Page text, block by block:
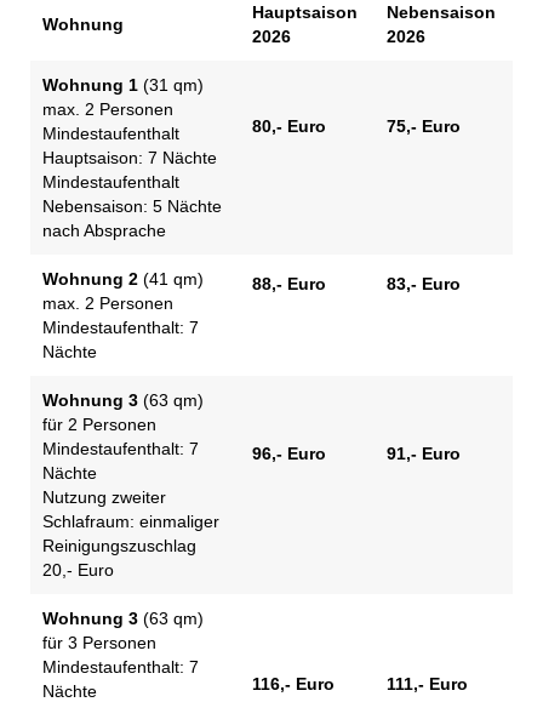
Wohnung
Hauptsaison
2026
Nebensaison
2026
Wohnung 1 (31 qm)
max. 2 Personen
Mindestaufenthalt
Hauptsaison: 7 Nächte
Mindestaufenthalt
Nebensaison: 5 Nächte
nach Absprache
80,- Euro 75,- Euro
Wohnung 2 (41 qm)
max. 2 Personen
Mindestaufenthalt: 7
Nächte
88,- Euro 83,- Euro
Wohnung 3 (63 qm)
für 2 Personen
Mindestaufenthalt: 7
Nächte
Nutzung zweiter
Schlafraum: einmaliger
Reinigungszuschlag
20,- Euro
96,- Euro 91,- Euro
Wohnung 3 (63 qm)
für 3 Personen
Mindestaufenthalt: 7
Nächte
116,- Euro 111,- Euro